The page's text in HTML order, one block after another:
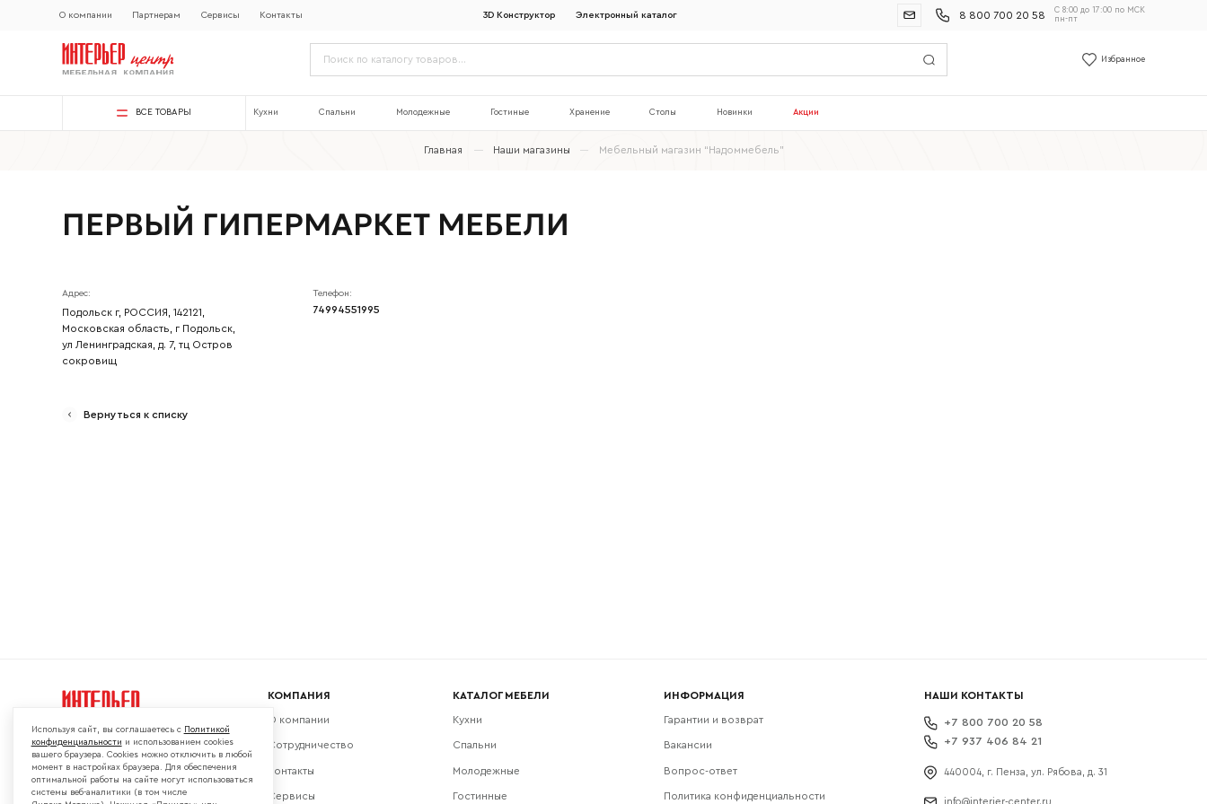
О компании Партнерам Сервисы Контакты 3D Конструктор Электронный каталог 8 800 700 20 58
С 8:00 до 17:00 по МСК
пн-пт
Избранное
ВСЕ ТОВАРЫ Кухни Спальни Молодежные Гостиные Хранение Столы Новинки Акции
Главная Наши магазины Мебельный магазин “Надоммебель”
ПЕРВЫЙ ГИПЕРМАРКЕТ МЕБЕЛИ
Адрес:
Подольск г, РОССИЯ, 142121,
Московская область, г Подольск,
ул Ленинградская, д. 7, тц Остров
сокровищ
Телефон:
74994551995
Вернуться к списку
Мы в социальных сетях:
КОМПАНИЯ
О компании
Сотрудничество
Контакты
Сервисы
КАТАЛОГ МЕБЕЛИ
Кухни
Спальни
Молодежные
Гостинные
ИНФОРМАЦИЯ
Гарантии и возврат
Вакансии
Вопрос-ответ
Политика конфиденциальности
НАШИ КОНТАКТЫ
+7 800 700 20 58
+7 937 406 84 21
440004, г. Пенза, ул. Рябова, д. 31
info@interier-center.ru
Используя сайт, вы соглашаетесь с Политикой
конфиденциальности и использованием cookies
вашего браузера. Cookies можно отключить в любой
момент в настройках браузера. Для обеспечения
оптимальной работы на сайте могут использоваться
системы веб-аналитики (в том числе